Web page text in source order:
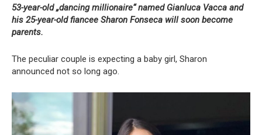
53-year-old „dancing millionaire“ named Gianluca Vacca and
his 25-year-old fiancee Sharon Fonseca will soon become
parents.
The peculiar couple is expecting a baby girl, Sharon
announced not so long ago.